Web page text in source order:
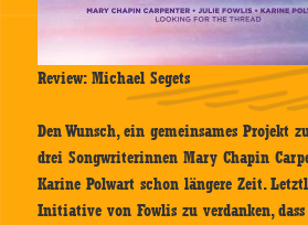
Review: Michael Segets
Den Wunsch, ein gemeinsames Projekt
drei Songwriterinnen Mary Chapin
Karine Polwart schon längere Zeit.
Initiative von Fowlis zu verdanken, dass